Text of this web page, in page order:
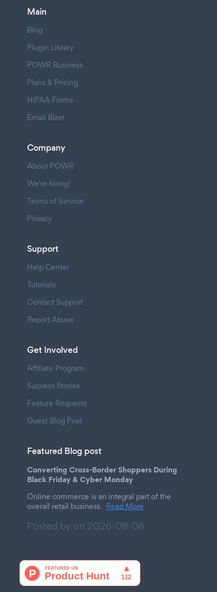
Main
Blog
Plugin Library
POWR Business
Plans & Pricing
HIPAA Forms
Email Blast
Company
About POWR
We're hiring!
Terms of Service
Privacy
Support
Help Center
Tutorials
Contact Support
Report Abuse
Get Involved
Affiliate Program
Success Stories
Feature Requests
Guest Blog Post
Featured Blog post
Converting Cross-Border Shoppers During
Black Friday & Cyber Monday
Online commerce is an integral part of the
overall retail business. Read More
Posted by on 2026-08-06